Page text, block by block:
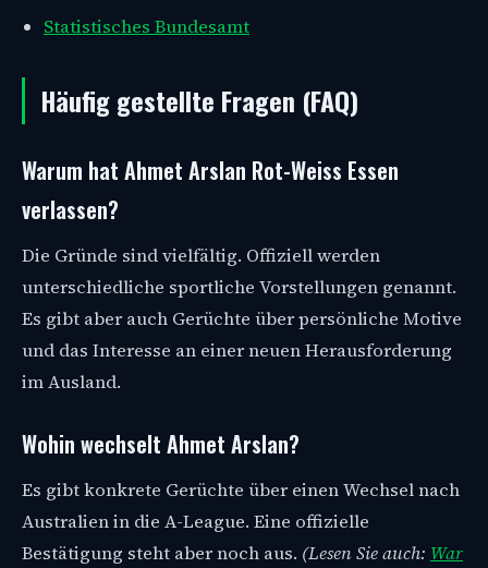
Statistisches Bundesamt
Häufig gestellte Fragen (FAQ)
Warum hat Ahmet Arslan Rot-Weiss Essen
verlassen?
Die Gründe sind vielfältig. Offiziell werden
unterschiedliche sportliche Vorstellungen genannt.
Es gibt aber auch Gerüchte über persönliche Motive
und das Interesse an einer neuen Herausforderung
im Ausland.
Wohin wechselt Ahmet Arslan?
Es gibt konkrete Gerüchte über einen Wechsel nach
Australien in die A-League. Eine offizielle
Bestätigung steht aber noch aus. (Lesen Sie auch: War